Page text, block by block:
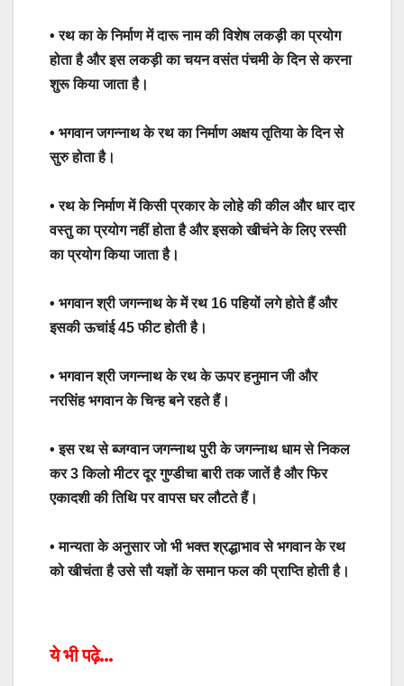
• रथ का के निर्माण में दारू नाम की विशेष लकड़ी का प्रयोग
होता है और इस लकड़ी का चयन वसंत पंचमी के दिन से करना
शुरू किया जाता है।
• भगवान जगन्नाथ के रथ का निर्माण अक्षय तृतिया के दिन से
सुरु होता है।
• रथ के निर्माण में किसी प्रकार के लोहे की कील और धार दार
वस्तु का प्रयोग नहीं होता है और इसको खीचंने के लिए रस्सी
का प्रयोग किया जाता है।
• भगवान श्री जगन्नाथ के में रथ 16 पहियों लगे होते हैं और
इसकी ऊचांई 45 फीट होती है।
• भगवान श्री जगन्नाथ के रथ के ऊपर हनुमान जी और
नरसिंह भगवान के चिन्ह बने रहते हैं।
• इस रथ से ब्जग्वान जगन्नाथ पुरी के जगन्नाथ धाम से निकल
कर 3 किलो मीटर दूर गुण्डीचा बारी तक जातें है और फिर
एकादशी की तिथि पर वापस घर लौटते हैं।
• मान्यता के अनुसार जो भी भक्त श्रद्धाभाव से भगवान के रथ
को खीचंता है उसे सौ यज्ञों के समान फल की प्राप्ति होती है।
ये भी पढ़े…